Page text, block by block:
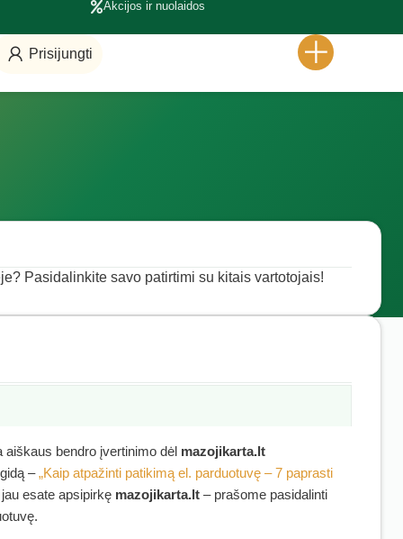
Akcijos ir nuolaidos
Prisijungti
Pasidalinkite savo patirtimi su kitais vartotojais!
aiškaus bendro įvertinimo dėl mazojikarta.lt
–„Kaip atpažinti patikimą el. parduotuvę – 7 paprasti
esate apsipirkę mazojikarta.lt – prašome pasidalinti